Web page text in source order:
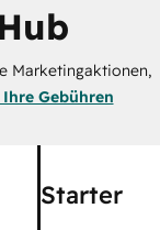
Marketingaktionen,
Gebühren
Starter